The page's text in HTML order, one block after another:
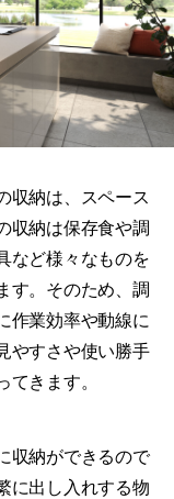
収納は、スペース
収納は保存食や調
など様々なものを
す。そのため、調
作業効率や動線に
やすさや使い勝手
きます。
収納ができるので
に出し入れする物